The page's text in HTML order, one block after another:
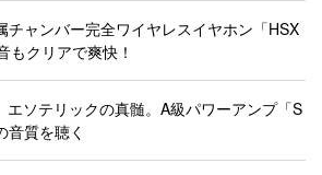
チャンバー完全ワイヤレスイヤホン「HSX
もクリアで爽快！
エソテリックの真髄。A級パワーアンプ「S
音質を聴く